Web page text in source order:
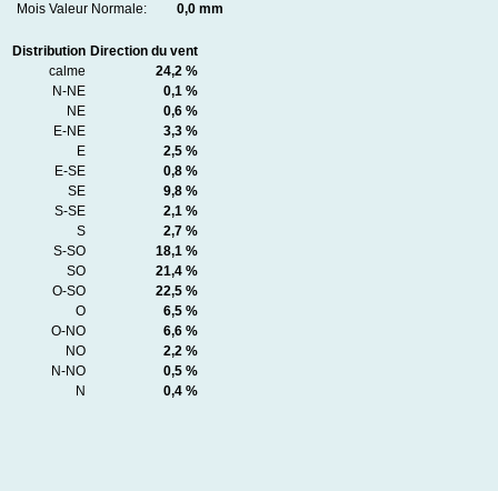
Mois Valeur Normale:
0,0 mm
Distribution Direction du vent
calme
24,2 %
N-NE
0,1 %
NE
0,6 %
E-NE
3,3 %
E
2,5 %
E-SE
0,8 %
SE
9,8 %
S-SE
2,1 %
S
2,7 %
S-SO
18,1 %
SO
21,4 %
O-SO
22,5 %
O
6,5 %
O-NO
6,6 %
NO
2,2 %
N-NO
0,5 %
N
0,4 %